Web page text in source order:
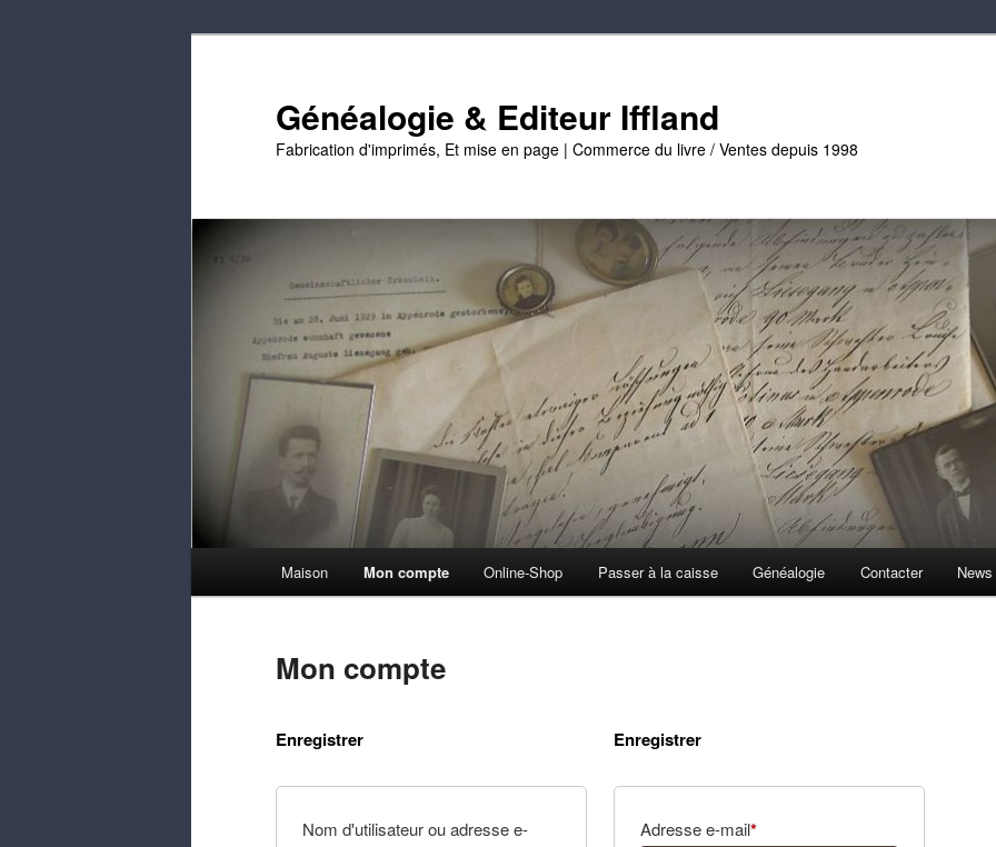
Généalogie & Editeur Iffland
Fabrication d'imprimés, Et mise en page | Commerce du livre / Ventes depuis 1998
Maison Mon compte Online-Shop Passer à la caisse Généalogie Contacter News
Mon compte
Enregistrer
Nom d'utilisateur ou adresse e-
Enregistrer
Adresse e-mail*Nécessaire